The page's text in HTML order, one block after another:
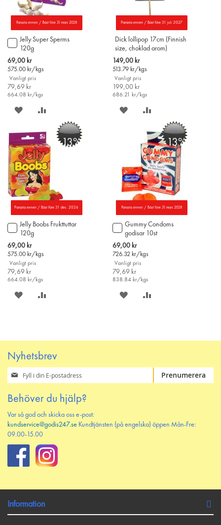
Parasta ennen / Bäst före 31 mars 2028
Jelly Super Sperms
120g
Special
Price
69,00 kr
575.00 kr/kgs
Vanligt pris
79,69 kr
664.08 kr/kgs
Lägg
till
i
varukorgen
SPARA
ÖNSKELISTAN
JÄMFÖR
Parasta ennen / Bäst före 31 juli 2027
Dick lollipop 17cm (Finnish
size, choklad arom)
Special
Price
149,00 kr
513.79 kr/kgs
Vanligt pris
199,00 kr
686.21 kr/kgs
SPARA
ÖNSKELISTAN
JÄMFÖR
Parasta ennen / Bäst före 31 dec. 2026
-13%
Jelly Boobs Frukttuttar
120g
Special
Price
69,00 kr
575.00 kr/kgs
Vanligt pris
79,69 kr
664.08 kr/kgs
Lägg
till
i
varukorgen
SPARA
-13%
Parasta ennen / Bäst före 31 mars 2028
Gummy Condoms
godisar 10st
Special
Price
69,00 kr
726.32 kr/kgs
Vanligt pris
79,69 kr
838.84 kr/kgs
Lägg
till
i
varukorgen
SPARA
Nyhetsbrev
Prenumerera
på
nyhetsbrev
Prenumerera
Behöver du hjälp?
Var så god och skicka oss e-post:
kundservice@godis247.se Kundtjänsten (på engelska) öppen Mån-Fre:
09.00-15.00
Information